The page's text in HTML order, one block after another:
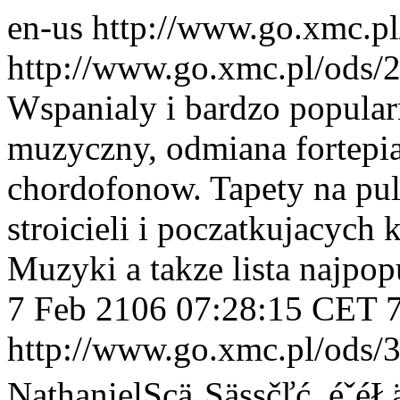
en-us http://
http://www.go.xmc.pl/ods/
Wspanialy i bardzo
muzyczny, odmiana
chordofonow. Tapety na
stroicieli i poczatkujacych
Muzyki a takze lista
7 Feb 2106 07:28:15 CET
http://www.go.xmc.pl/ods/